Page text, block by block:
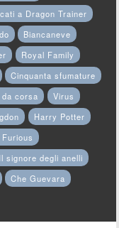
a Dragon Trainer
Biancaneve
Royal Family
Cinquanta sfumature
da corsa
Virus
Harry Potter
Il signore degli anelli
Che Guevara